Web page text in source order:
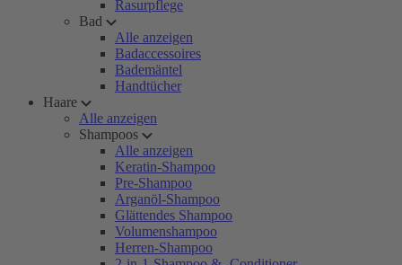
Rasurpflege
Bad
Alle anzeigen
Badaccessoires
Bademäntel
Handtücher
Haare
Alle anzeigen
Shampoos
Alle anzeigen
Keratin-Shampoo
Pre-Shampoo
Arganöl-Shampoo
Glättendes Shampoo
Volumenshampoo
Herren-Shampoo